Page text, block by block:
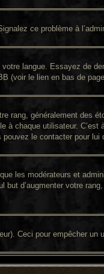
ce problème à
langue. Essayez de
(voir le lien en bas de
rang, généralement des
chaque utilisateur. C’est
le contacter pour lui
les modérateurs et
d’augmenter votre
Ceci pour empêcher